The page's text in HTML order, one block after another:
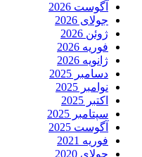
آگوست 2026
جولای 2026
ژوئن 2026
فوریه 2026
ژانویه 2026
دسامبر 2025
نوامبر 2025
اکتبر 2025
سپتامبر 2025
آگوست 2025
فوریه 2021
جولای 2020